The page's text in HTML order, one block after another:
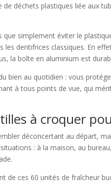
de déchets plastiques liée aux
que simplement éviter le
les dentifrices classiques. En
la boîte en aluminium est
bien au quotidien : vous
à tous points de vue, qui
à croquer
déconcertant au départ,
: à la maison, au
de ces 60 unités de fraîcheur